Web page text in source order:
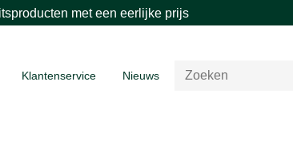
met een eerlijke prijs
Klantenservice Nieuws